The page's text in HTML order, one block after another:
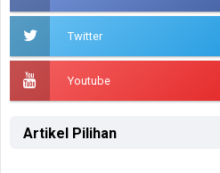
Twitter
Youtube
Artikel Pilihan